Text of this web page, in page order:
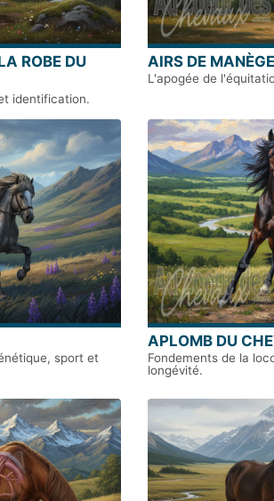
ROBE DU
identification.
AIRS DE
L'apogée de
sport et
APLOMB DU
Fondements de la
longévité.